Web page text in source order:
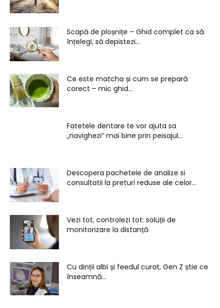
Scapă de ploșnițe – Ghid complet ca să
înțelegi, să depistezi...
Ce este matcha și cum se prepară
corect – mic ghid...
Fatetele dentare te vor ajuta sa
„navighezi” mai bine prin peisajul...
Descopera pachetele de analize si
consultatii la preturi reduse ale celor...
Vezi tot, controlezi tot: soluții de
monitorizare la distanță
Cu dinții albi și feedul curat, Gen Z știe ce
înseamnă...